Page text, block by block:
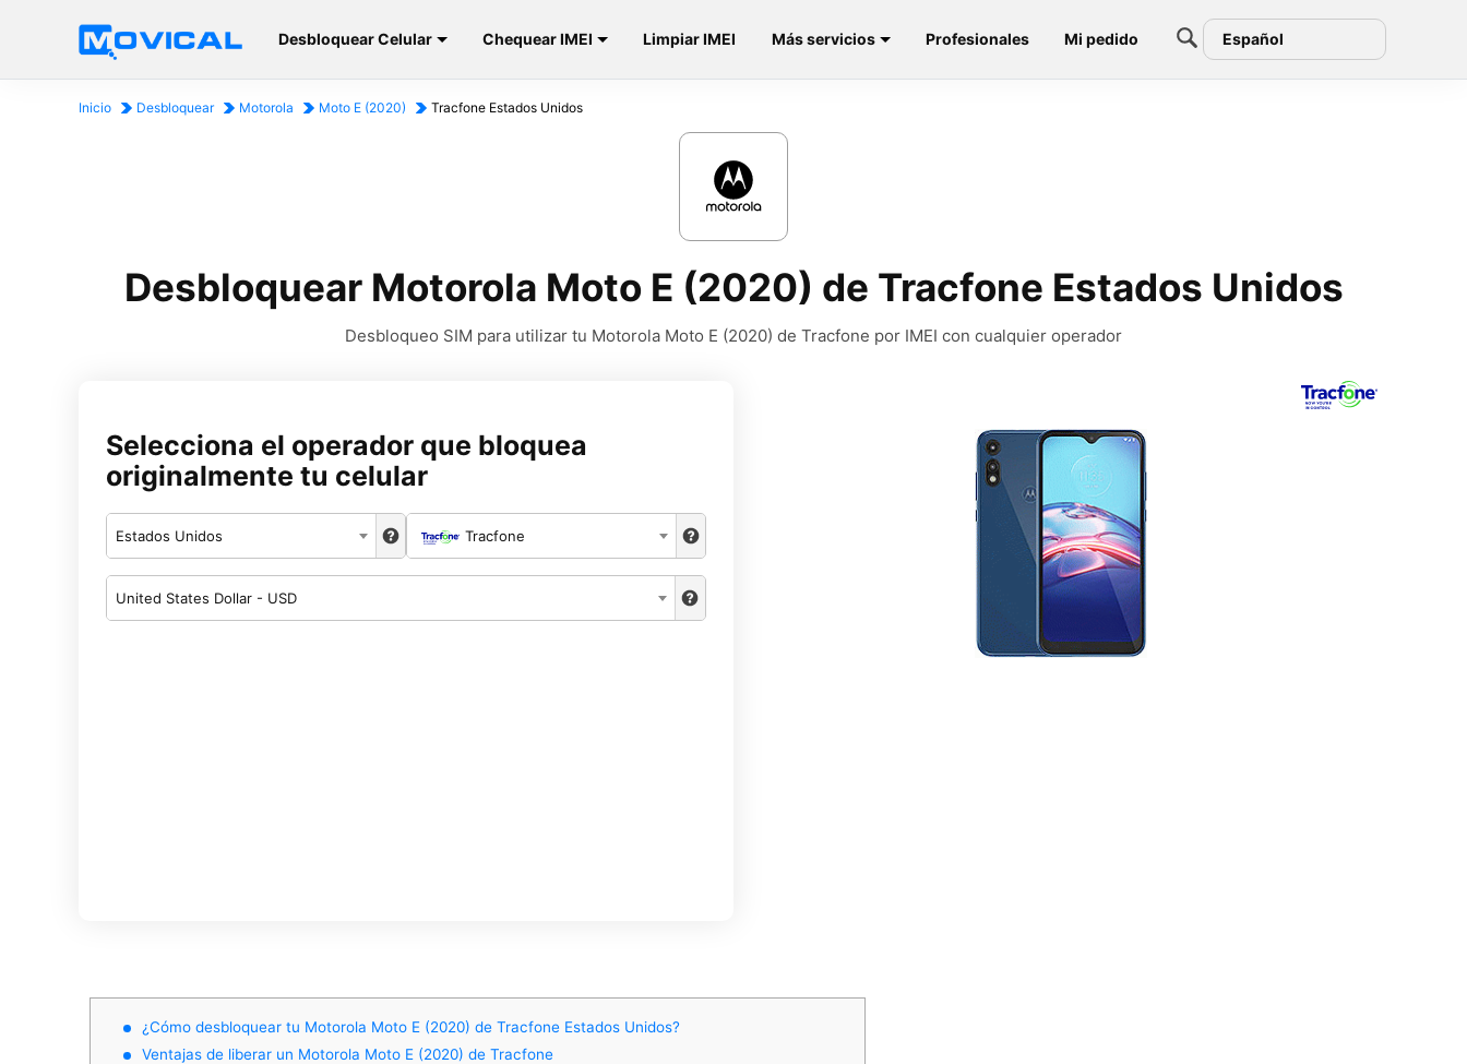
Desbloquear Celular Chequear IMEI Limpiar IMEI Más servicios Profesionales Mi pedido Español
Inicio Desbloquear Motorola Moto E (2020) Tracfone Estados Unidos
Desbloquear Motorola Moto E (2020) de Tracfone Estados Unidos
Desbloqueo SIM para utilizar tu Motorola Moto E (2020) de Tracfone por IMEI con cualquier operador
Selecciona el operador que bloquea
originalmente tu celular
Estados Unidos Tracfone
United States Dollar - USD
¿Cómo desbloquear tu Motorola Moto E (2020) de Tracfone Estados Unidos?
Ventajas de liberar un Motorola Moto E (2020) de Tracfone